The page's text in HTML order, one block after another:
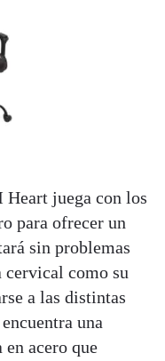
juega con los
para ofrecer un
sin problemas
cervical como su
a las distintas
una
acero que